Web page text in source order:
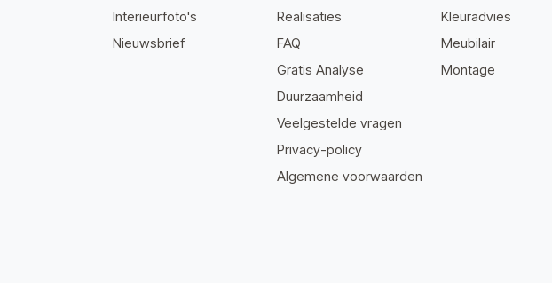
Interieurfoto's
Nieuwsbrief
Realisaties
FAQ
Gratis Analyse
Duurzaamheid
Veelgestelde vragen
Privacy-policy
Algemene voorwaarden
Kleuradvies
Meubilair
Montage